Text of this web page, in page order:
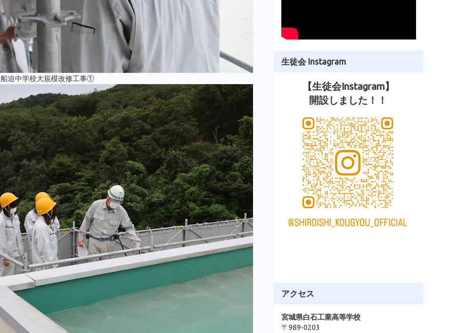
船迫中学校大規模改修工事①
生徒会 Instagram
【生徒会Instagram】
開設しました！！
アクセス
宮城県白石工業高等学校
〒989-0203